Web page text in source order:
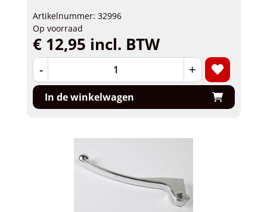
Artikelnummer: 32996
Op voorraad
€ 12,95 incl. BTW
- +
In de winkelwagen